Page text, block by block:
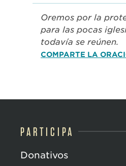
Oremos por la
para las pocas
todavía se reúnen.
COMPARTE LA
PARTICIPA
Donativos